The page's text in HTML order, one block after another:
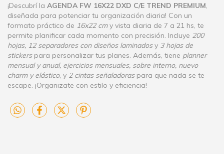
¡Descubrí la AGENDA FW 16X22 DXD C/E TREND PREMIUM,
diseñada para potenciar tu organización diaria! Con un
formato práctico de 16x22 cmy vista diaria de 7 a 21 hs, te
permite planificar cada momento con precisión. Incluye 200
hojas, 12 separadores con diseños laminadosy 3 hojas de
stickerspara personalizar tus planes. Además, tiene planner
mensual y anual, ejercicios mensuales, sobre interno, nuevo
charm y elástico, y 2 cintas señaladoraspara que nada se te
escape. ¡Organizate con estilo y eficiencia!